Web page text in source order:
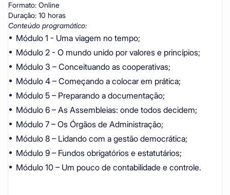
Formato: Online
Duração: 10 horas
Conteúdo programático:
Módulo 1 - Uma viagem no tempo;
Módulo 2 - O mundo unido por valores e princípios;
Módulo 3 – Conceituando as cooperativas;
Módulo 4 – Começando a colocar em prática;
Módulo 5 – Preparando a documentação;
Módulo 6 – As Assembleias: onde todos decidem;
Módulo 7 – Os Órgãos de Administração;
Módulo 8 – Lidando com a gestão democrática;
Módulo 9 – Fundos obrigatórios e estatutários;
Módulo 10 – Um pouco de contabilidade e controle.